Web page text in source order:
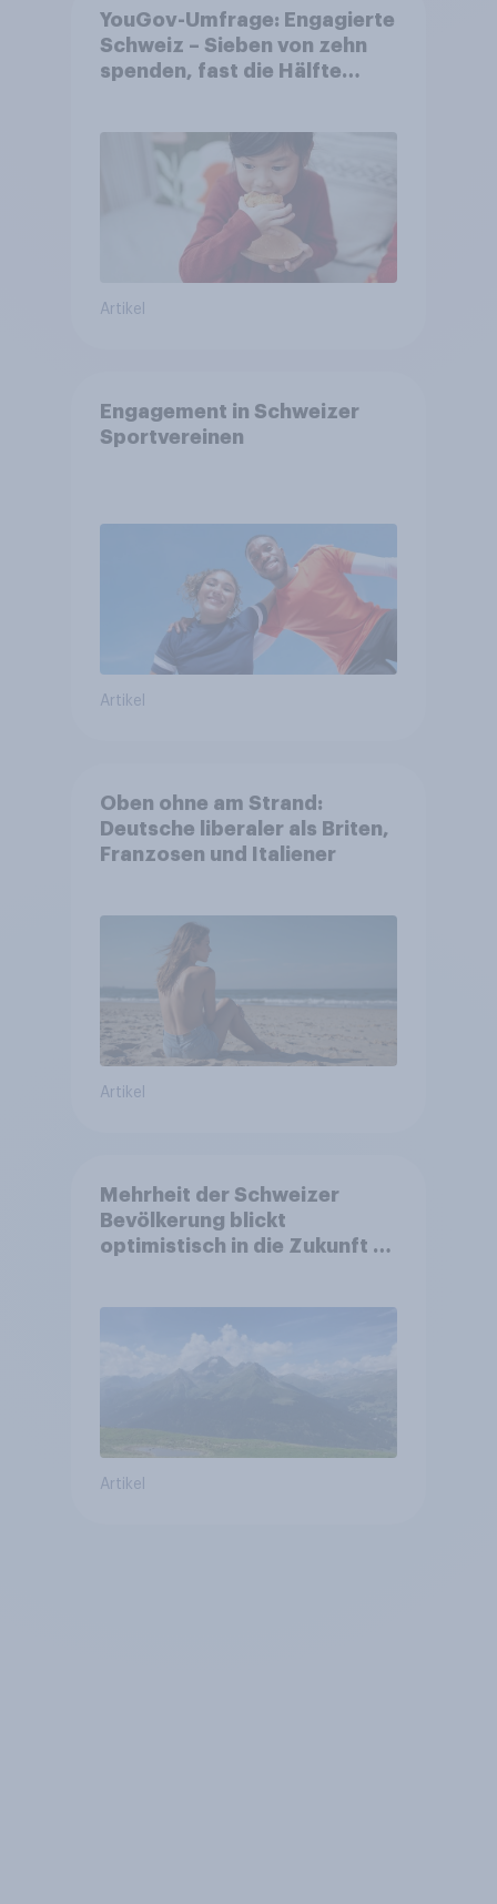
YouGov-Umfrage: Engagierte
Schweiz – Sieben von zehn
spenden, fast die Hälfte
Artikel
Engagement in Schweizer
Sportvereinen
Artikel
Oben ohne am Strand:
Deutsche liberaler als Briten,
Franzosen und Italiener
Artikel
Mehrheit der Schweizer
Bevölkerung blickt
optimistisch in die Zukunft –
Altersvorsorge
Artikel